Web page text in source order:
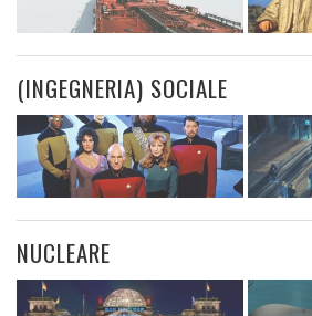
(INGEGNERIA) SOCIALE
NUCLEARE